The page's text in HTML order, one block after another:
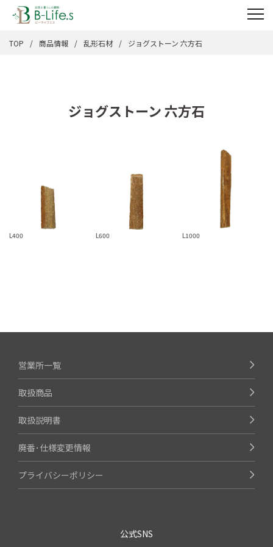
TOP 商品情報 乱形石材 ジョグストーン 六方石
ジョグストーン 六方石
L400 L600 L1000
営業所一覧
取扱商品
取扱説明書
廃番･仕様変更情報
プライバシーポリシー
公式SNS